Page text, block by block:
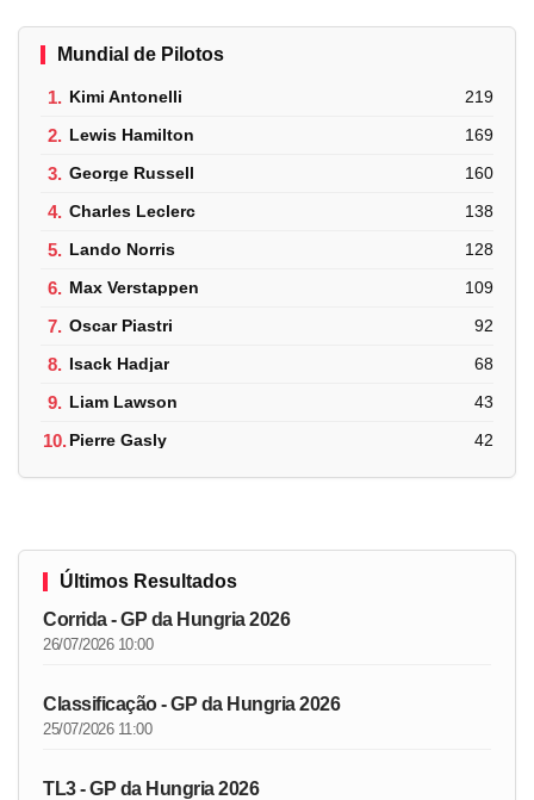
Mundial de Pilotos
1. Kimi Antonelli 219
2. Lewis Hamilton 169
3. George Russell 160
4. Charles Leclerc 138
5. Lando Norris 128
6. Max Verstappen 109
7. Oscar Piastri 92
8. Isack Hadjar 68
9. Liam Lawson 43
10.Pierre Gasly 42
Últimos Resultados
Corrida - GP da Hungria 2026
26/07/2026 10:00
Classificação - GP da Hungria 2026
25/07/2026 11:00
TL3 - GP da Hungria 2026